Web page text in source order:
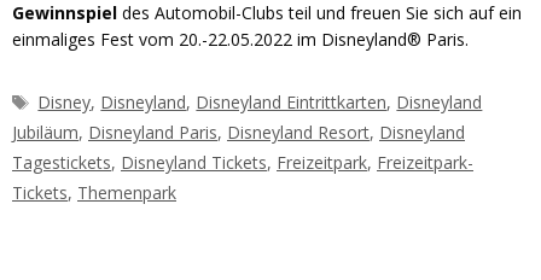
Gewinnspiel des Automobil-Clubs teil und freuen Sie sich auf ein
einmaliges Fest vom 20.-22.05.2022 im Disneyland® Paris.
Schlagwörter
Disney, Disneyland, Disneyland Eintrittkarten, Disneyland
Jubiläum, Disneyland Paris, Disneyland Resort, Disneyland
Tagestickets, Disneyland Tickets, Freizeitpark, Freizeitpark-
Tickets, Themenpark